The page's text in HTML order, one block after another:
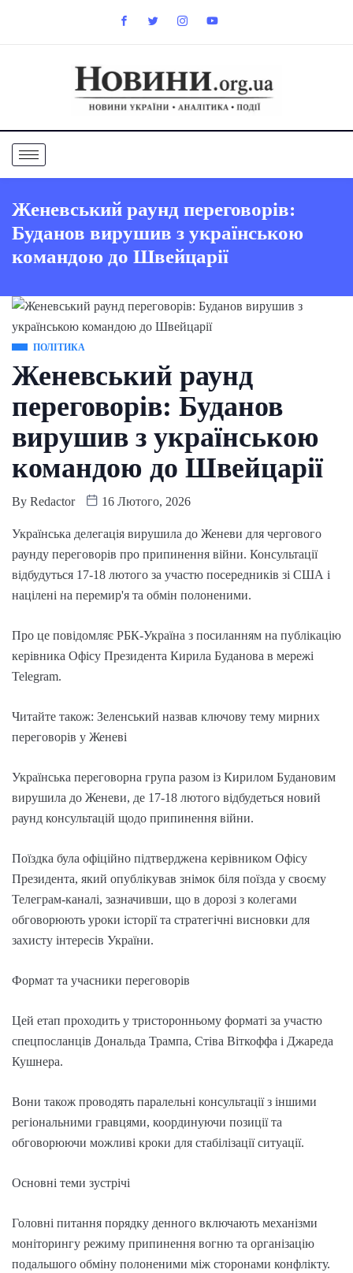
Женевський раунд переговорів:
Буданов вирушив з українською
командою до Швейцарії
ПОЛІТИКА
Женевський раунд
переговорів: Буданов
вирушив з українською
командою до Швейцарії
By Redactor 16 Лютого, 2026
Українська делегація вирушила до Женеви для чергового
раунду переговорів про припинення війни. Консультації
відбудуться 17-18 лютого за участю посередників зі США і
націлені на перемир'я та обмін полоненими.
Про це повідомляє РБК-Україна з посиланням на публікацію
керівника Офісу Президента Кирила Буданова в мережі
Telegram.
Читайте також: Зеленський назвав ключову тему мирних
переговорів у Женеві
Українська переговорна група разом із Кирилом Будановим
вирушила до Женеви, де 17-18 лютого відбудеться новий
раунд консультацій щодо припинення війни.
Поїздка була офіційно підтверджена керівником Офісу
Президента, який опублікував знімок біля поїзда у своєму
Телеграм-каналі, зазначивши, що в дорозі з колегами
обговорюють уроки історії та стратегічні висновки для
захисту інтересів України.
Формат та учасники переговорів
Цей етап проходить у тристоронньому форматі за участю
спецпосланців Дональда Трампа, Стіва Віткоффа і Джареда
Кушнера.
Вони також проводять паралельні консультації з іншими
регіональними гравцями, координуючи позиції та
обговорюючи можливі кроки для стабілізації ситуації.
Основні теми зустрічі
Головні питання порядку денного включають механізми
моніторингу режиму припинення вогню та організацію
подальшого обміну полоненими між сторонами конфлікту.